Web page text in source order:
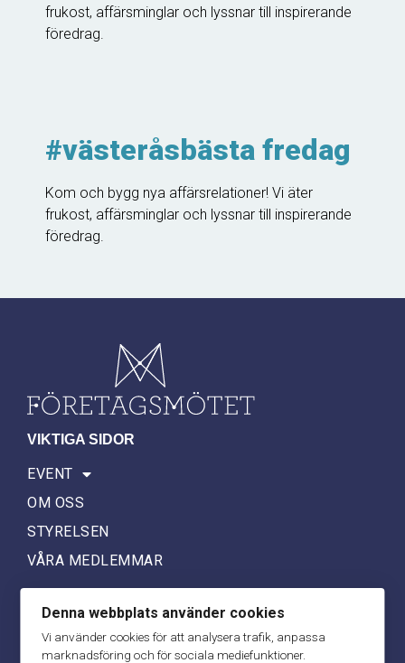
frukost, affärsminglar och lyssnar till inspirerande
föredrag.
#västeråsbästa fredag
Kom och bygg nya affärsrelationer! Vi äter
frukost, affärsminglar och lyssnar till inspirerande
föredrag.
VIKTIGA SIDOR
EVENT
OM OSS
STYRELSEN
VÅRA MEDLEMMAR
kontakt@foretagsmotet.se
Denna webbplats använder cookies
Vi använder cookies för att analysera trafik, anpassa
marknadsföring och för sociala mediefunktioner.